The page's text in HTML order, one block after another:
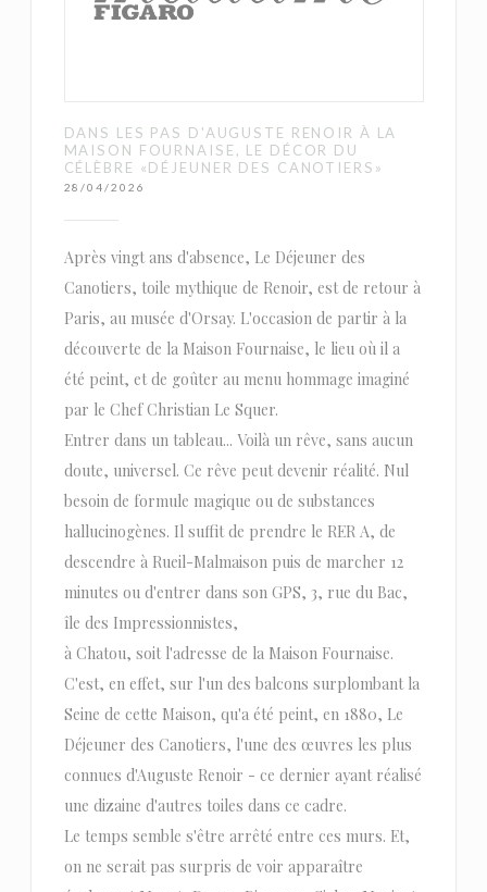
DANS LES PAS D'AUGUSTE RENOIR À LA
MAISON FOURNAISE, LE DÉCOR DU
CÉLÈBRE «DÉJEUNER DES CANOTIERS»
28/04/2026
Après vingt ans d'absence, Le Déjeuner des
Canotiers, toile mythique de Renoir, est de retour à
Paris, au musée d'Orsay. L'occasion de partir à la
découverte de la Maison Fournaise, le lieu où il a
été peint, et de goûter au menu hommage imaginé
par le Chef Christian Le Squer.
Entrer dans un tableau... Voilà un rêve, sans aucun
doute, universel. Ce rêve peut devenir réalité. Nul
besoin de formule magique ou de substances
hallucinogènes. Il suffit de prendre le RER A, de
descendre à Rueil-Malmaison puis de marcher 12
minutes ou d'entrer dans son GPS, 3, rue du Bac,
île des Impressionnistes,
à Chatou, soit l'adresse de la Maison Fournaise.
C'est, en effet, sur l'un des balcons surplombant la
Seine de cette Maison, qu'a été peint, en 1880, Le
Déjeuner des Canotiers, l'une des œuvres les plus
connues d'Auguste Renoir - ce dernier ayant réalisé
une dizaine d'autres toiles dans ce cadre.
Le temps semble s'être arrêté entre ces murs. Et,
on ne serait pas surpris de voir apparaître